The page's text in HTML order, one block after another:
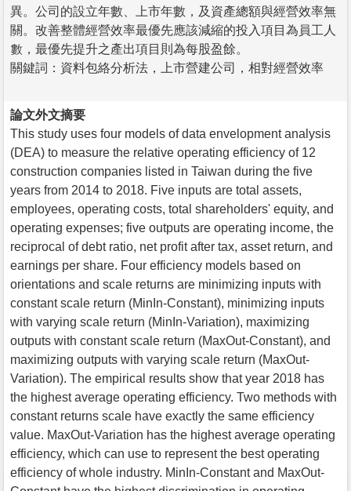
異。公司的設立年數、上市年數，及資產總額與經營效率無
關。改善整體經營效率最優先應該減縮的投入項目為員工人
數，最優先提升之產出項目則為每股盈餘。
關鍵詞：資料包絡分析法，上市營建公司，相對經營效率
論文外文摘要
This study uses four models of data envelopment analysis
(DEA) to measure the relative operating efficiency of 12
construction companies listed in Taiwan during the five
years from 2014 to 2018. Five inputs are total assets,
employees, operating costs, total shareholders' equity, and
operating expenses; five outputs are operating income, the
reciprocal of debt ratio, net profit after tax, asset return, and
earnings per share. Four efficiency models based on
orientations and scale returns are minimizing inputs with
constant scale return (MinIn-Constant), minimizing inputs
with varying scale return (MinIn-Variation), maximizing
outputs with constant scale return (MaxOut-Constant), and
maximizing outputs with varying scale return (MaxOut-
Variation). The empirical results show that year 2018 has
the highest average operating efficiency. Two methods with
constant returns scale have exactly the same efficiency
value. MaxOut-Variation has the highest average operating
efficiency, which can use to represent the best operating
efficiency of whole industry. MinIn-Constant and MaxOut-